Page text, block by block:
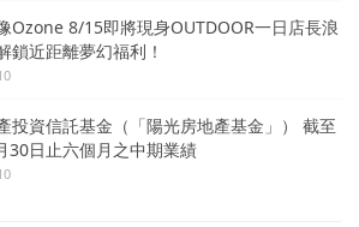
Ozone 8/15即將現身OUTDOOR一日店長浪
鎖近距離夢幻福利！
投資信託基金（「陽光房地產基金」） 截至
30日止六個月之中期業績